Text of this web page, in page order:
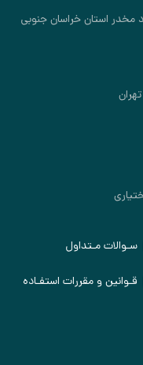
مخدر استان خراسان جنوبی
سـوالات مـتداول
قـوانین و مقررات استفـاده